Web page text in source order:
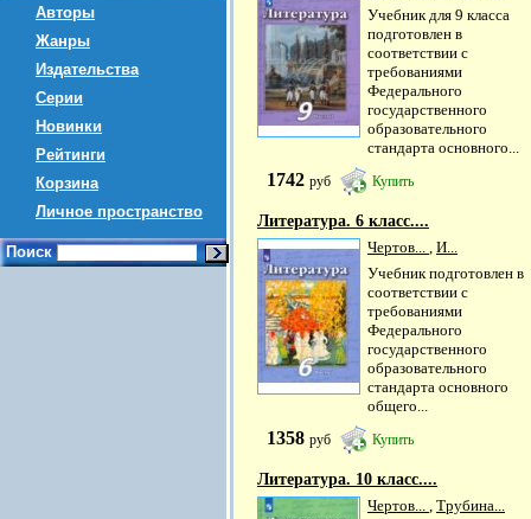
Авторы
Жанры
Издательства
Серии
Новинки
Рейтинги
Корзина
Личное пространство
Поиск
Учебник для 9 класса
подготовлен в
соответствии с
требованиями
Федерального
государственного
образовательного
стандарта основного...
1742 руб Купить
Литература. 6 класс....
Чертов... , И...
Учебник подготовлен в
соответствии с
требованиями
Федерального
государственного
образовательного
стандарта основного
общего...
1358 руб Купить
Литература. 10 класс....
Чертов...
Трубина...